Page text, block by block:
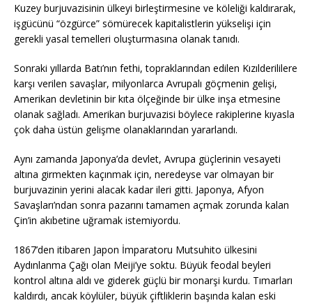
Kuzey burjuvazisinin ülkeyi birleştirmesine ve köleliği kaldırarak,
işgücünü “özgürce” sömürecek kapitalistlerin yükselişi için
gerekli yasal temelleri oluşturmasına olanak tanıdı.
Sonraki yıllarda Batı’nın fethi, topraklarından edilen Kızılderililere
karşı verilen savaşlar, milyonlarca Avrupalı ​​göçmenin gelişi,
Amerikan devletinin bir kıta ölçeğinde bir ülke inşa etmesine
olanak sağladı. Amerikan burjuvazisi böylece rakiplerine kıyasla
çok daha üstün gelişme olanaklarından yararlandı.
Aynı zamanda Japonya’da devlet, Avrupa güçlerinin vesayeti
altına girmekten kaçınmak için, neredeyse var olmayan bir
burjuvazinin yerini alacak kadar ileri gitti. Japonya, Afyon
Savaşları’ndan sonra pazarını tamamen açmak zorunda kalan
Çin’in akıbetine uğramak istemiyordu.
1867’den itibaren Japon İmparatoru Mutsuhito ülkesini
Aydınlanma Çağı olan Meiji’ye soktu. Büyük feodal beyleri
kontrol altına aldı ve giderek güçlü bir monarşi kurdu. Tımarları
kaldırdı, ancak köylüler, büyük çiftliklerin başında kalan eski